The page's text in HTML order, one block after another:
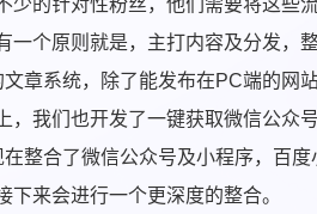
一个原则就是，主打内容及分发，
章系统，除了能发布在PC端的网
，我们也开发了一键获取微信公众号
整合了微信公众号及小程序，百
来会进行一个更深度的整合。